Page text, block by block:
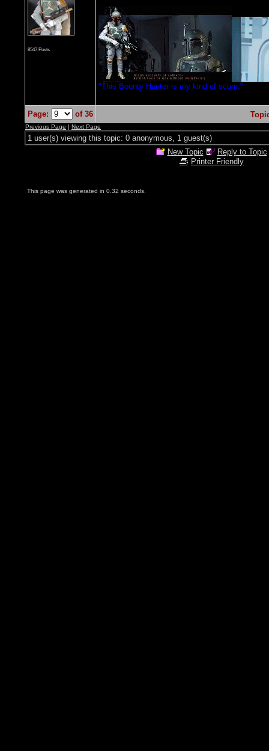
8547 Posts
"This Bounty Hunter is my kind of scum."
Page: of 36
Previous Page | Next Page
1 user(s) viewing this topic: 0 anonymous, 1 guest(s)
New Topic
Reply to Topic
Printer Friendly
This page was generated in 0.32 seconds.